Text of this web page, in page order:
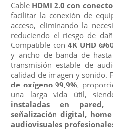
Cable HDMI 2.0 con
facilitar la conexión de
acceso, eliminando la
reduciendo el riesgo de
Compatible con 4K UHD
y ancho de banda de hasta
transmisión estable de
calidad de imagen y sonido.
de oxígeno 99,9%,
una larga vida útil,
instaladas en pared,
señalización digital,
audiovisuales